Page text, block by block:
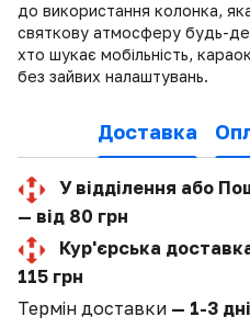
до використання колонка,
святкову атмосферу будь-
хто шукає мобільність,
без зайвих налаштувань.
Доставка
У відділення або
— від 80 грн
Кур'єрська
115 грн
Термін доставки — 1-3 дні